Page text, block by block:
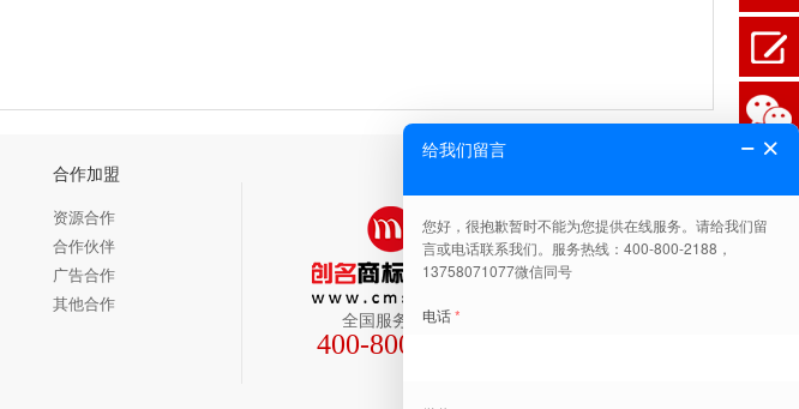
合作加盟
资源合作
合作伙伴
广告合作
其他合作
全国服务热线
400-800-2188